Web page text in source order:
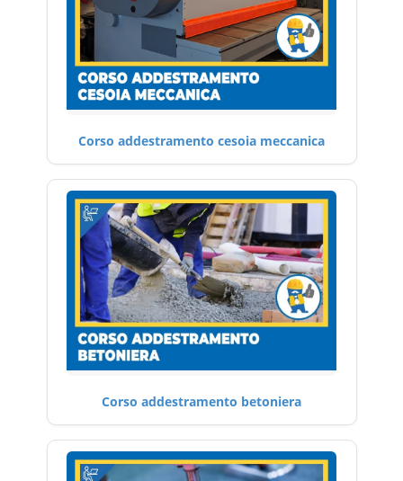
Corso addestramento cesoia meccanica
Corso addestramento betoniera